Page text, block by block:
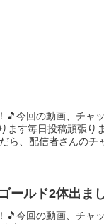
🎵今回の動画、チャ
ます毎日投稿頑張り
ら、配信者さんのチ
ールド2体出ま
🎵今回の動画、チャ